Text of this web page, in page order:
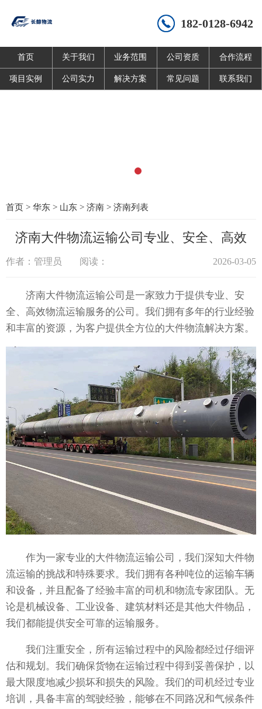
182-0128-6942
首页 关于我们 业务范围 公司资质 合作流程
项目实例 公司实力 解决方案 常见问题 联系我们
首页 > 华东 > 山东 > 济南 > 济南列表
济南大件物流运输公司专业、安全、高效
作者：管理员 阅读： 2026-03-05
济南大件物流运输公司是一家致力于提供专业、安
全、高效物流运输服务的公司。我们拥有多年的行业经验
和丰富的资源，为客户提供全方位的大件物流解决方案。
作为一家专业的大件物流运输公司，我们深知大件物
流运输的挑战和特殊要求。我们拥有各种吨位的运输车辆
和设备，并且配备了经验丰富的司机和物流专家团队。无
论是机械设备、工业设备、建筑材料还是其他大件物品，
我们都能提供安全可靠的运输服务。
我们注重安全，所有运输过程中的风险都经过仔细评
估和规划。我们确保货物在运输过程中得到妥善保护，以
最大限度地减少损坏和损失的风险。我们的司机经过专业
培训，具备丰富的驾驶经验，能够在不同路况和气候条件